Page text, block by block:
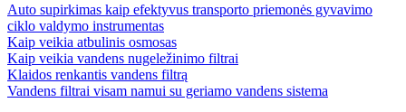
Auto supirkimas kaip efektyvus transporto priemonės gyvavimo
ciklo valdymo instrumentas
Kaip veikia atbulinis osmosas
Kaip veikia vandens nugeležinimo filtrai
Klaidos renkantis vandens filtrą
Vandens filtrai visam namui su geriamo vandens sistema